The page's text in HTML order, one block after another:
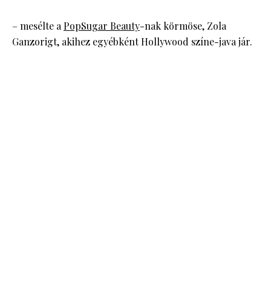
– mesélte aPopSugar Beauty-nak körmöse, Zola
Ganzorigt, akihez egyébként Hollywood színe-java jár.